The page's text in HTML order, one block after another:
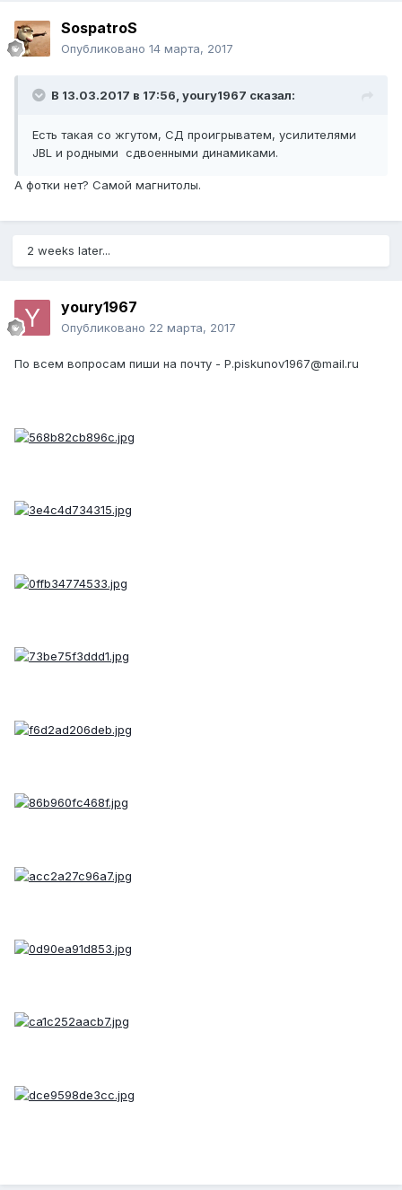
SospatroS
Опубликовано 14 марта, 2017
В 13.03.2017 в 17:56, youry1967 сказал:
Есть такая со жгутом, СД проигрыватем, усилителями
JBL и родными сдвоенными динамиками.
А фотки нет? Самой магнитолы.
2 weeks later...
youry1967
Опубликовано 22 марта, 2017
По всем вопросам пиши на почту - P.piskunov1967@mail.ru